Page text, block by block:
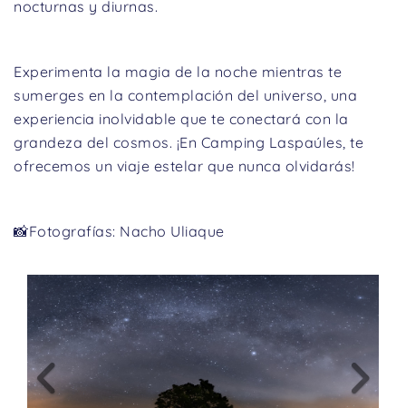
nocturnas y diurnas.
Experimenta la magia de la noche mientras te
sumerges en la contemplación del universo, una
experiencia inolvidable que te conectará con la
grandeza del cosmos. ¡En Camping Laspaúles, te
ofrecemos un viaje estelar que nunca olvidarás!
📸Fotografías: Nacho Uliaque
Previous